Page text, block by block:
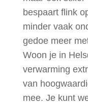
bespaart flink
minder vaak
gedoe meer
Woon je in
verwarming
van
mee. Je kunt